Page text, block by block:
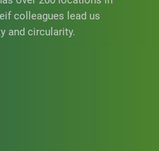
colleagues lead us
and circularity.